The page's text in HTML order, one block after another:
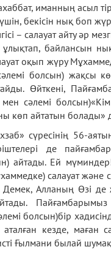
иманның асыл
бекісін нық боп
– салауат айту әр
ұлықтап, байлансын
оқып жүру
болсын) жақсы
Өйткені,
сәлемі
көп айтатын болады»
сүресінің 56-
де
айтады. Ей
салауат және
Алланың Өзі де
болсын)бір
кезде, маған
Ғылмани былай